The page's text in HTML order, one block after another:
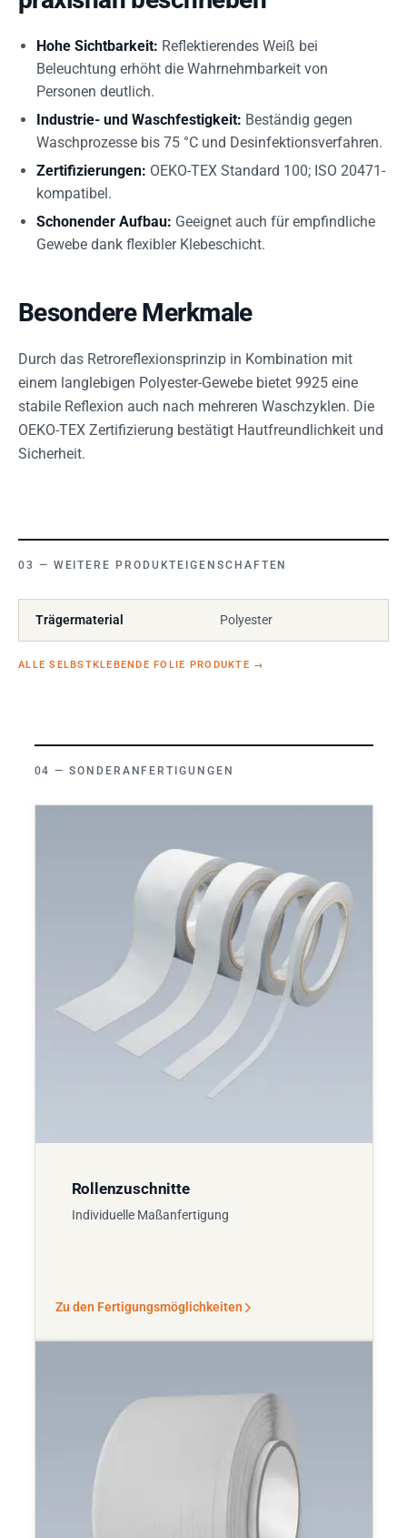
Hohe Sichtbarkeit: Reflektierendes Weiß bei
Beleuchtung erhöht die Wahrnehmbarkeit von
Personen deutlich.
Industrie- und Waschfestigkeit: Beständig gegen
Waschprozesse bis 75 °C und Desinfektionsverfahren.
Zertifizierungen: OEKO-TEX Standard 100; ISO 20471-
kompatibel.
Schonender Aufbau: Geeignet auch für empfindliche
Gewebe dank flexibler Klebeschicht.
Besondere Merkmale
Durch das Retroreflexionsprinzip in Kombination mit
einem langlebigen Polyester-Gewebe bietet 9925 eine
stabile Reflexion auch nach mehreren Waschzyklen. Die
OEKO-TEX Zertifizierung bestätigt Hautfreundlichkeit und
Sicherheit.
WEITERE PRODUKTEIGENSCHAFTEN
Trägermaterial Polyester
ALLE SELBSTKLEBENDE FOLIE PRODUKTE →
SONDERANFERTIGUNGEN
Rollenzuschnitte
Individuelle Maßanfertigung
Zu den Fertigungsmöglichkeiten